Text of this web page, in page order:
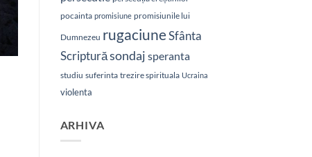
pocainta promisiune promisiunile lui
Dumnezeu rugaciuneSfânta
Scripturăsondaj speranta
studiu suferinta trezire spirituala Ucraina
violenta
ARHIVA